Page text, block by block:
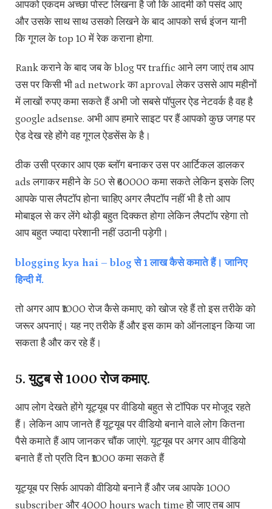
आपको एकदम अच्छा पोस्ट लिखना है जो कि आदमी को पसंद आए
और उसके साथ साथ उसको लिखने के बाद आपको सर्च इंजन यानी
कि गूगल के top 10 में रेक कराना होगा.
Rank कराने के बाद जब के blog पर traffic आने लग जाएं तब आप
उस पर किसी भी ad network का aproval लेकर उससे आप महीनों
में लाखों रुपए कमा सकते हैं अभी जो सबसे पॉपुलर ऐड नेटवर्क है वह है
google adsense. अभी आप हमारे साइट पर हैं आपको कुछ जगह पर
ऐड देख रहे होंगे वह गूगल ऐडसेंस के है।
ठीक उसी प्रकार आप एक ब्लॉग बनाकर उस पर आर्टिकल डालकर
ads लगाकर महीने के 50 से ₹60000 कमा सकते लेकिन इसके लिए
आपके पास लैपटॉप होना चाहिए अगर लैपटॉप नहीं भी है तो आप
मोबाइल से कर लेंगे थोड़ी बहुत दिक्कत होगा लेकिन लैपटॉप रहेगा तो
आप बहुत ज्यादा परेशानी नहीं उठानी पड़ेगी।
blogging kya hai – blog से 1 लाख कैसे कमाते हैं। जानिए
हिन्दी में.
तो अगर आप ₹1000 रोज कैसे कमाए, को खोज रहे हैं तो इस तरीके को
जरूर अपनाएं। यह नए तरीके हैं और इस काम को ऑनलाइन किया जा
सकता है और कर रहे हैं।
5. युटुब से ₹1000 रोज कमाए.
आप लोग देखते होंगे यूट्यूब पर वीडियो बहुत से टॉपिक पर मोजूद रहते
हैं। लेकिन आप जानते हैं यूट्यूब पर वीडियो बनाने वाले लोग कितना
पैसे कमाते हैं आप जानकर चौंक जाएंगे. यूट्यूब पर अगर आप वीडियो
बनाते हैं तो प्रति दिन ₹1000 कमा सकते हैं
यूट्यूब पर सिर्फ आपको वीडियो बनाने हैं और जब आपके 1000
subscriber और 4000 hours wach time हो जाए तब आप